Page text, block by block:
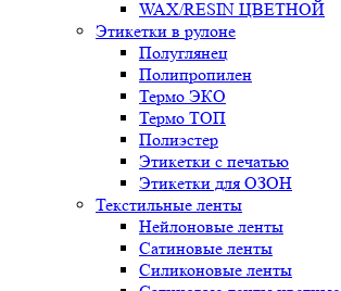
WAX/RESIN ЦВЕТНОЙ
Этикетки в рулоне
Полуглянец
Полипропилен
Термо ЭКО
Термо ТОП
Полиэстер
Этикетки с печатью
Этикетки для ОЗОН
Текстильные ленты
Нейлоновые ленты
Сатиновые ленты
Силиконовые ленты